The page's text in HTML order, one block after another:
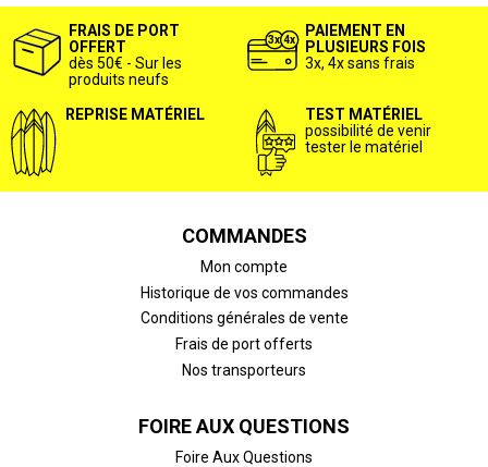
FRAIS DE PORT
OFFERT
dès 50€ - Sur les
produits neufs
PAIEMENT EN
PLUSIEURS FOIS
3x, 4x sans frais
REPRISE MATÉRIEL
TEST MATÉRIEL
possibilité de venir
tester le matériel
COMMANDES
Mon compte
Historique de vos commandes
Conditions générales de vente
Frais de port offerts
Nos transporteurs
FOIRE AUX QUESTIONS
Foire Aux Questions